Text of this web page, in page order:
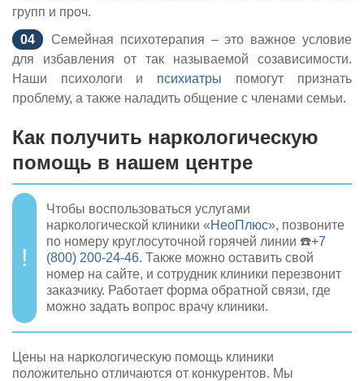
групп и проч.
Семейная психотерапия – это важное условие
для избавления от так называемой созависимости.
Наши психологи и психиатры помогут признать
проблему, а также наладить общение с членами семьи.
Как получить наркологическую
помощь в нашем центре
Чтобы воспользоваться услугами
наркологической клиники «НеоПлюс», позвоните
по номеру круглосуточной горячей линии ☎️+7
(800) 200-24-46. Также можно оставить свой
номер на сайте, и сотрудник клиники перезвонит
заказчику. Работает форма обратной связи, где
можно задать вопрос врачу клиники.
Цены на наркологическую помощь клиники
положительно отличаются от конкурентов. Мы